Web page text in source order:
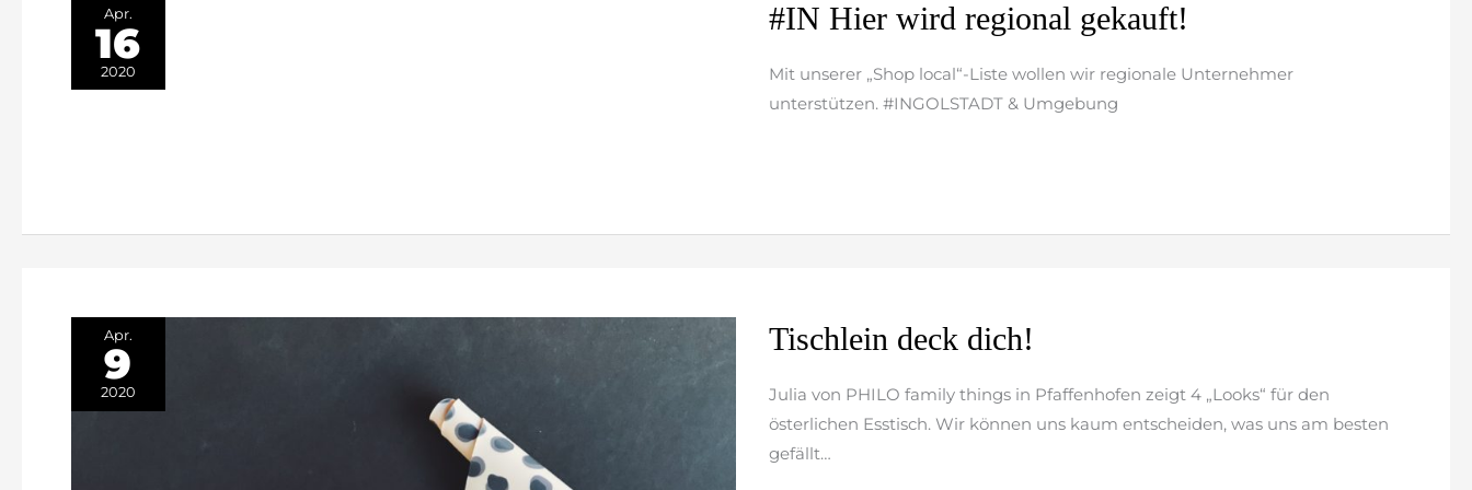
Apr.
16
2020
#IN Hier wird regional gekauft!
Mit unserer „Shop local“-Liste wollen wir regionale Unternehmer
unterstützen. #INGOLSTADT & Umgebung
#IN
wird
regional
Apr.
9
2020
Tischlein deck dich!
Julia von PHILO family things in Pfaffenhofen zeigt 4 „Looks“ für den
österlichen Esstisch. Wir können uns kaum entscheiden, was uns am besten
gefällt…
Tischlein
dich!